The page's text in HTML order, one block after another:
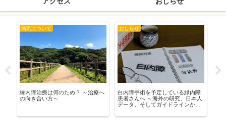
病気について
緑内障治療は何のため？ ～治療へ
の向き合い方～
おしらせ
白内障手術を予定している緑内障
患者さんへ ～海外の研究、日本人
データ、そしてガイドラインから